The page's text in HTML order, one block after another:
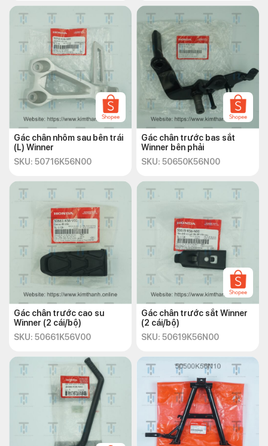
Gác chân nhôm sau bên trái
(L) Winner
SKU: 50716K56N00
Gác chân trước bas sắt
Winner bên phải
SKU: 50650K56N00
Gác chân trước cao su
Winner (2 cái/bộ)
SKU: 50661K56V00
Gác chân trước sắt Winner
(2 cái/bộ)
SKU: 50619K56N00